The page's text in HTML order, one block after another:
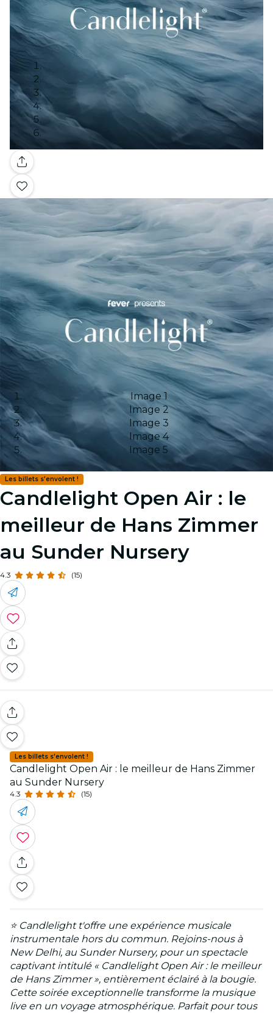
Galerie
Image 1
Image 2
Image 3
Image 4
Image 5
Les billets s'envolent !
Candlelight Open Air : le
meilleur de Hans Zimmer
au Sunder Nursery
4.3 (15)
Les billets s'envolent !
Candlelight Open Air : le meilleur de Hans Zimmer
au Sunder Nursery
4.3 (15)
⭐ Candlelight t'offre une expérience musicale
instrumentale hors du commun. Rejoins-nous à
New Delhi, au Sunder Nursery, pour un spectacle
captivant intitulé « Candlelight Open Air : le meilleur
de Hans Zimmer », entièrement éclairé à la bougie.
Cette soirée exceptionnelle transforme la musique
live en un voyage atmosphérique. Parfait pour tous